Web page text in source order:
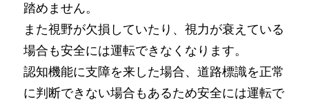
踏めません。
また視野が欠損していたり、視力が衰えている
場合も安全には運転できなくなります。
認知機能に支障を来した場合、道路標識を正常
に判断できない場合もあるため安全には運転で